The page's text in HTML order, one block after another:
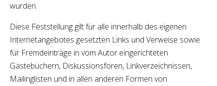
wurden.
Diese Feststellung gilt für alle innerhalb des eigenen
Internetangebotes gesetzten Links und Verweise sowie
für Fremdeinträge in vom Autor eingerichteten
Gästebüchern, Diskussionsforen, Linkverzeichnissen,
Mailinglisten und in allen anderen Formen von